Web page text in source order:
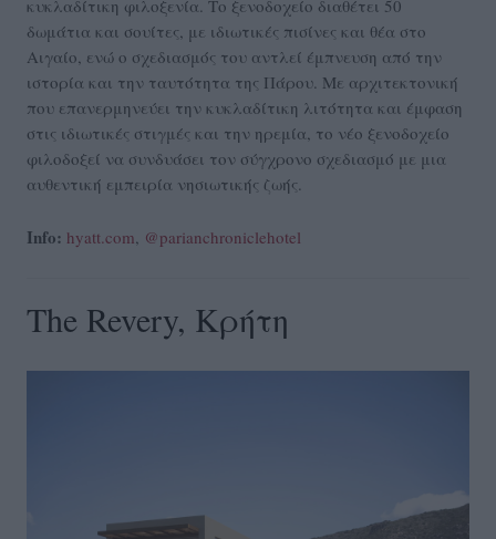
κυκλαδίτικη φιλοξενία. Το ξενοδοχείο διαθέτει 50
δωμάτια και σουίτες, με ιδιωτικές πισίνες και θέα στο
Αιγαίο, ενώ ο σχεδιασμός του αντλεί έμπνευση από την
ιστορία και την ταυτότητα της Πάρου. Με αρχιτεκτονική
που επανερμηνεύει την κυκλαδίτικη λιτότητα και έμφαση
στις ιδιωτικές στιγμές και την ηρεμία, το νέο ξενοδοχείο
φιλοδοξεί να συνδυάσει τον σύγχρονο σχεδιασμό με μια
αυθεντική εμπειρία νησιωτικής ζωής.
Info: hyatt.com, @parianchroniclehotel
The Revery, Κρήτη